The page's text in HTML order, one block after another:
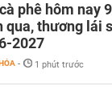
phê hôm nay
qua, thương lái
2027
- 1 phút trước